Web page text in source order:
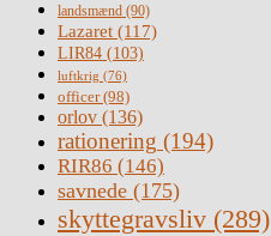
landsmænd (90)
Lazaret (117)
LIR84 (103)
luftkrig (76)
officer(98)
orlov (136)
rationering (194)
RIR86 (146)
savnede (175)
skyttegravsliv (289)